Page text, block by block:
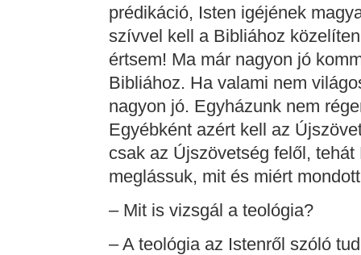
prédikáció, Isten igéjének
szívvel kell a Bibliához
értsem! Ma már nagyon jó
Bibliához. Ha valami nem
nagyon jó. Egyházunk nem
Egyébként azért kell az
csak az Újszövetség felől,
meglássuk, mit és miért
– Mit is vizsgál a teológia?
– A teológia az Istenről szóló